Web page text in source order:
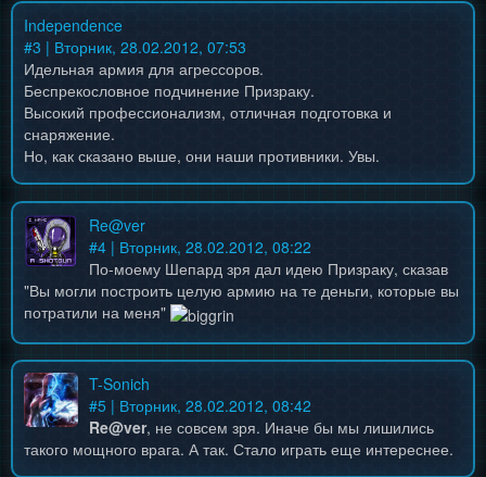
Independence
#3 | Вторник, 28.02.2012, 07:53
Идельная армия для агрессоров.
Беспрекословное подчинение Призраку.
Высокий профессионализм, отличная подготовка и
снаряжение.
Но, как сказано выше, они наши противники. Увы.
Re@ver
#4 | Вторник, 28.02.2012, 08:22
По-моему Шепард зря дал идею Призраку, сказав
"Вы могли построить целую армию на те деньги, которые вы
потратили на меня"
T-Sonich
#5 | Вторник, 28.02.2012, 08:42
Re@ver, не совсем зря. Иначе бы мы лишились
такого мощного врага. А так. Стало играть еще интереснее.